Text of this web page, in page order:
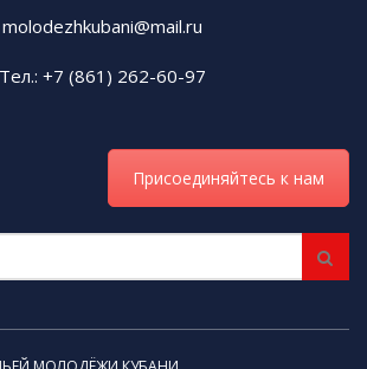
molodezhkubani@mail.ru
Тел.: +7 (861) 262-60-97
Присоединяйтесь к нам